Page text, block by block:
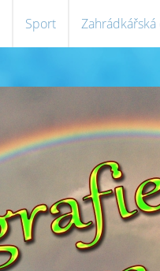
Sport Zahrádkářská